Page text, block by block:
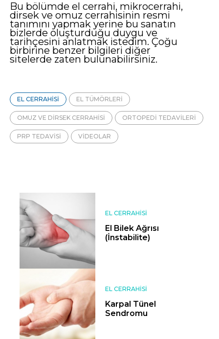
Bu bölümde el cerrahi, mikrocerrahi,
dirsek ve omuz cerrahisinin resmi
tanımını yapmak yerine bu sanatın
bizlerde oluşturduğu duygu ve
tarihçesini anlatmak istedim. Çoğu
birbirine benzer bilgileri diğer
sitelerde zaten bulunabilirsiniz.
EL CERRAHISI EL TÜMÖRLERI
OMUZ VE DIRSEK CERRAHISI ORTOPEDI TEDAVILERI
PRP TEDAVISI VIDEOLAR
EL CERRAHISI
El Bilek Ağrısı
(İnstabilite)
EL CERRAHISI
Karpal Tünel
Sendromu